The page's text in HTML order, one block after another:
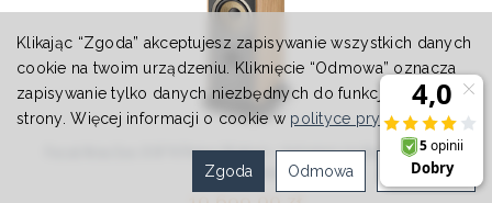
Focal Aria Evo X N°4 Prime Walnut – kolumna podłogowa hi-fi
klasy premium
Klikając “Zgoda” akceptujesz zapisywanie wszystkich danych
cookie na twoim urządzeniu. Kliknięcie “Odmowa” oznacza
zapisywanie tylko danych niezbędnych do funkcjonowania
strony. Więcej informacji o cookie w polityce prywatności.
Ustawienia
Odmowa
Zgoda